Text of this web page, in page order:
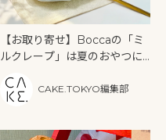
【お取り寄せ】Boccaの「ミ
ルクレープ」は夏のおやつに
CAKE.TOKYO編集部